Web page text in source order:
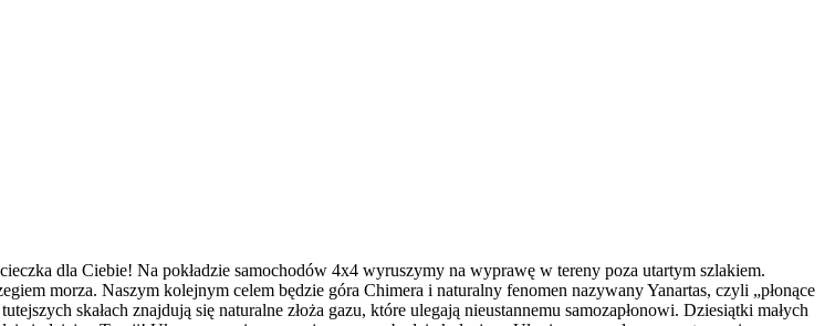
dla Ciebie! Na pokładzie samochodów 4x4 wyruszymy na wyprawę w tereny poza utartym szlakiem.
morza. Naszym kolejnym celem będzie góra Chimera i naturalny fenomen nazywany Yanartas, czyli „płonące
skałach znajdują się naturalne złoża gazu, które ulegają nieustannemu samozapłonowi. Dziesiątki małych